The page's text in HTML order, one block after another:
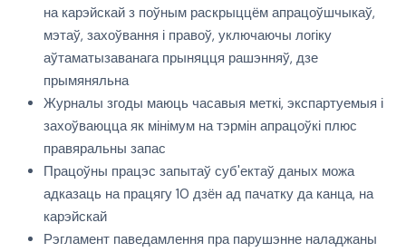
на карэйскай з поўным раскрыццём апрацоўшчыкаў,
мэтаў, захоўвання і правоў, уключаючы логіку
аўтаматызаванага прыняцця рашэнняў, дзе
прымяняльна
Журналы згоды маюць часавыя меткі, экспартуемыя і
захоўваюцца як мінімум на тэрмін апрацоўкі плюс
правяральны запас
Працоўны працэс запытаў суб'ектаў даных можа
адказаць на працягу 10 дзён ад пачатку да канца, на
карэйскай
Рэгламент паведамлення пра парушэнне наладжаны